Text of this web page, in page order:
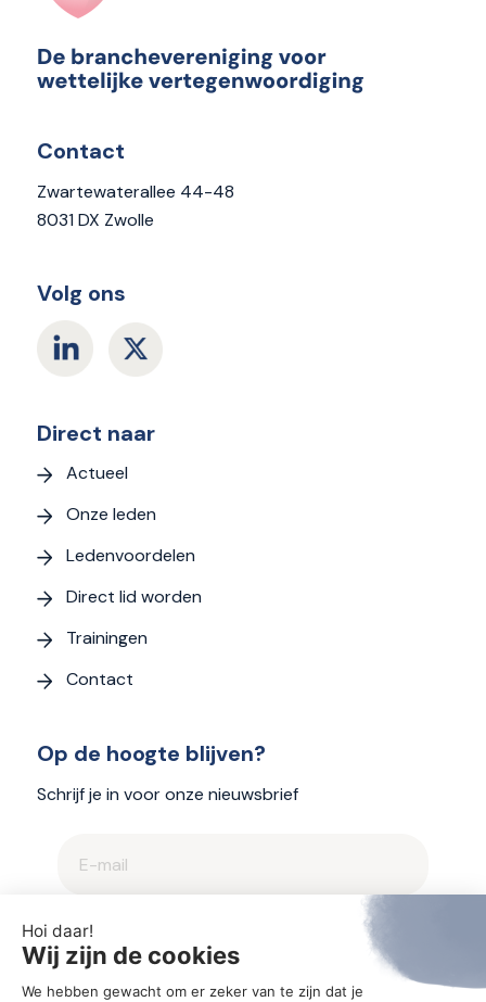
Contact
Zwartewaterallee 44-48
8031 DX Zwolle
Volg ons
Direct naar
Actueel
Onze leden
Ledenvoordelen
Direct lid worden
Trainingen
Contact
Op de hoogte blijven?
Schrijf je in voor onze nieuwsbrief